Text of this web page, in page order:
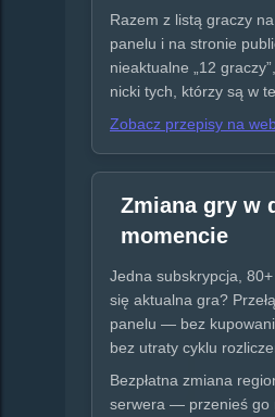
Razem z listą graczy
panelu i na stronie
nieaktualne „12
nicki tych, którzy są w
Zobacz przepisy na
Zmiana gry w
momencie
Jedna subskrypcja, 80+
się aktualna gra?
panelu — bez
bez utraty cyklu
Bezpłatna zmiana
serwera — przenieś go